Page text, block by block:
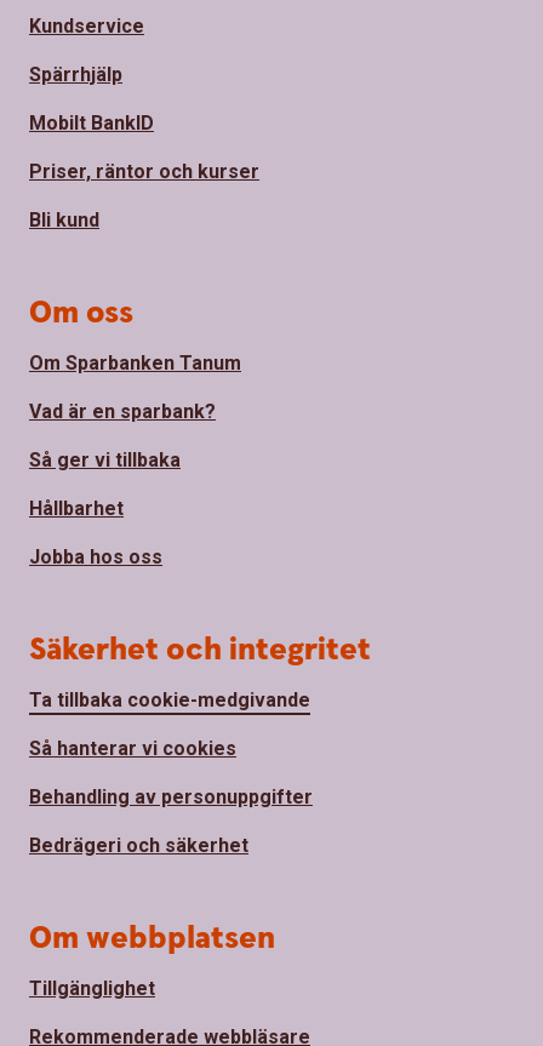
Kundservice
Spärrhjälp
Mobilt BankID
Priser, räntor och kurser
Bli kund
Om oss
Om Sparbanken Tanum
Vad är en sparbank?
Så ger vi tillbaka
Hållbarhet
Jobba hos oss
Säkerhet och integritet
Ta tillbaka cookie-medgivande
Så hanterar vi cookies
Behandling av personuppgifter
Bedrägeri och säkerhet
Om webbplatsen
Tillgänglighet
Rekommenderade webbläsare